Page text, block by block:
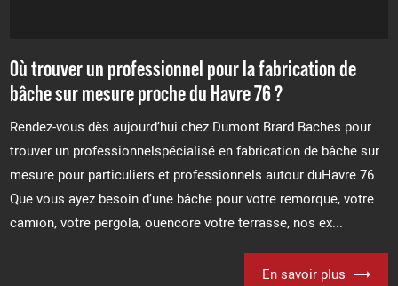
Où trouver un professionnel pour la fabrication de
bâche sur mesure proche du Havre 76 ?
Rendez-vous dès aujourd’hui chez Dumont Brard Baches pour
trouver un professionnelspécialisé en fabrication de bâche sur
mesure pour particuliers et professionnels autour duHavre 76.
Que vous ayez besoin d’une bâche pour votre remorque, votre
camion, votre pergola, ouencore votre terrasse, nos ex...
En savoir plus